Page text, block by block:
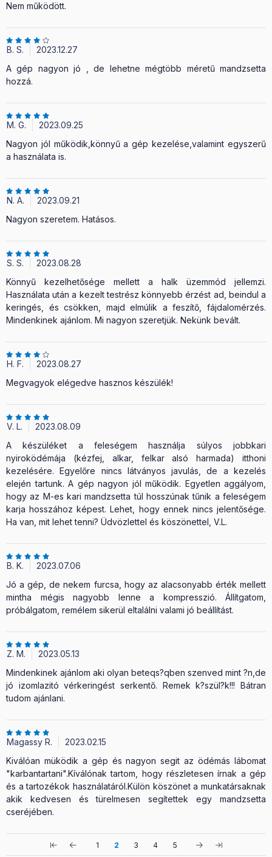
Nem működött.
B. S.
2023.12.27
A gép nagyon jó , de lehetne mégtöbb méretű mandzsetta
hozzá.
M. G.
2023.09.25
Nagyon jól működik,könnyű a gép kezelése,valamint egyszerű
a használata is.
N. A.
2023.09.21
Nagyon szeretem. Hatásos.
S. S.
2023.08.28
Könnyű kezelhetősége mellett a halk üzemmód jellemzi.
Használata után a kezelt testrész könnyebb érzést ad, beindul a
keringés, és csökken, majd elmúlik a feszítő, fájdalomérzés.
Mindenkinek ajánlom. Mi nagyon szeretjük. Nekünk bevált.
H. F.
2023.08.27
Megvagyok elégedve hasznos készülék!
V. L.
2023.08.09
A készüléket a feleségem használja súlyos jobbkari
nyiroködémája (kézfej, alkar, felkar alsó harmada) itthoni
kezelésére. Egyelőre nincs látványos javulás, de a kezelés
elején tartunk. A gép nagyon jól működik. Egyetlen aggályom,
hogy az M-es kari mandzsetta túl hosszúnak tűnik a feleségem
karja hosszához képest. Lehet, hogy ennek nincs jelentősége.
Ha van, mit lehet tenni? Üdvözlettel és köszönettel, V.L.
B. K.
2023.07.06
Jó a gép, de nekem furcsa, hogy az alacsonyabb érték mellett
mintha mégis nagyobb lenne a kompresszió. Állítgatom,
próbálgatom, remélem sikerül eltalálni valami jó beállítást.
Z. M.
2023.05.13
Mindenkinek ajánlom aki olyan beteqs?qben szenved mint ?n,de
jó izomlazitó vérkeringést serkentő. Remek k?szül?k!!! Bátran
tudom ajánlani.
Magassy R.
2023.02.15
Kiválóan müködik a gép és nagyon segit az ödémás lábomat
"karbantartani".Kíválónak tartom, hogy részletesen írnak a gép
és a tartozékok használatáról.Külön köszönet a munkatársaknak
akik kedvesen és türelmesen segítettek egy mandzsetta
cseréjében.
1 2 3 4 5